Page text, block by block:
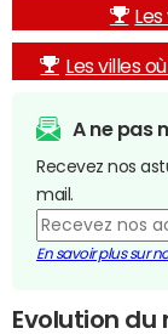
Les villes
A ne pas
Recevez nos
mail.
En savoir plus sur
Evolution